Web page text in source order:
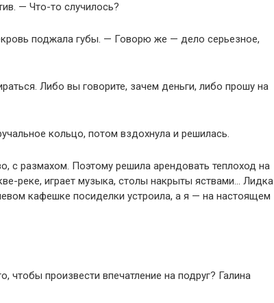
— Что-то случилось?
поджала губы. — Говорю же — дело серьезное,
Либо вы говорите, зачем деньги, либо прошу на
кольцо, потом вздохнула и решилась.
с размахом. Поэтому решила арендовать теплоход на
реке, играет музыка, столы накрыты яствами… Лидка
кафешке посиделки устроила, а я — на настоящем
чтобы произвести впечатление на подруг? Галина